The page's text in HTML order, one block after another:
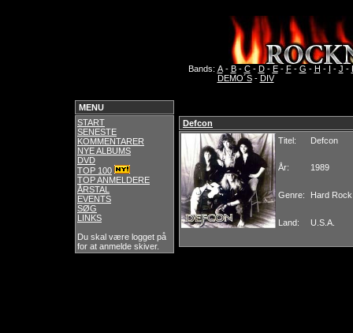
Bands: A- B- C- D- E- F- G - H - I - J -
DEMO´S- DIV
MENU
START
SENESTE
KOMMENTARER
NYE ALBUMS
DVD
TOP 100
TOP ANMELDERE
ÅRSTAL
EVENTS
SØG
LINKS
Du skal være logget på
for at anmelde skiver.
Defcon
Titel:
Defcon
År: 1989
Genre: Hard Rock
Land: U.S.A.